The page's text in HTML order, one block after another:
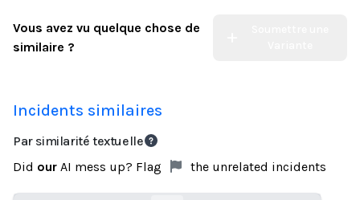
Vous avez vu quelque chose de
similaire ?
Incidents similaires
Par similarité textuelle
Did our AI mess up? Flag the unrelated incidents